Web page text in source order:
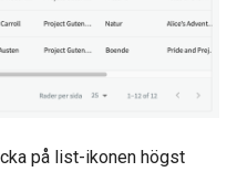
på list-ikonen högst